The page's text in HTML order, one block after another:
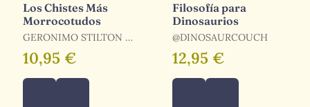
Los Chistes Más
Morrocotudos
GERONIMO STILTON /
STILTON, GERÓNIMO
10,95 €
Filosofía para
Dinosaurios
@DINOSAURCOUCH
12,95 €